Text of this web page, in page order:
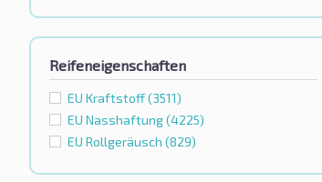
Reifeneigenschaften
EU Kraftstoff(3511)
EU Nasshaftung(4225)
EU Rollgeräusch (829)